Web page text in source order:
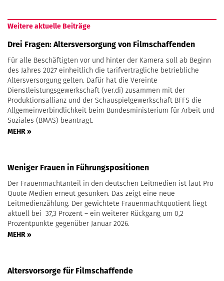
Weitere aktuelle Beiträge
Drei Fragen: Altersversorgung von Filmschaffenden
Für alle Beschäftigten vor und hinter der Kamera soll ab Beginn
des Jahres 2027 einheitlich die tarifvertragliche betriebliche
Altersversorgung gelten. Dafür hat die Vereinte
Dienstleistungsgewerkschaft (ver.di) zusammen mit der
Produktionsallianz und der Schauspielgewerkschaft BFFS die
Allgemeinverbindlichkeit beim Bundesministerium für Arbeit und
Soziales (BMAS) beantragt.
MEHR »
Weniger Frauen in Führungspositionen
Der Frauenmachtanteil in den deutschen Leitmedien ist laut Pro
Quote Medien erneut gesunken. Das zeigt eine neue
Leitmedienzählung. Der gewichtete Frauenmachtquotient liegt
aktuell bei 37,3 Prozent – ein weiterer Rückgang um 0,2
Prozentpunkte gegenüber Januar 2026.
MEHR »
Altersvorsorge für Filmschaffende